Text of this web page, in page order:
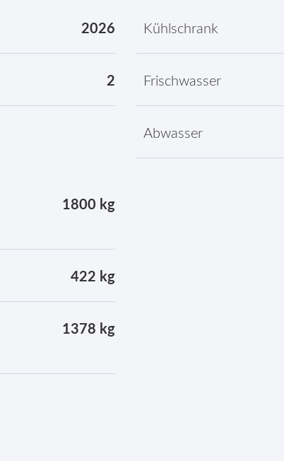
2026
2
1800 kg
422 kg
1378 kg
Kühlschrank
Frischwasser
Abwasser